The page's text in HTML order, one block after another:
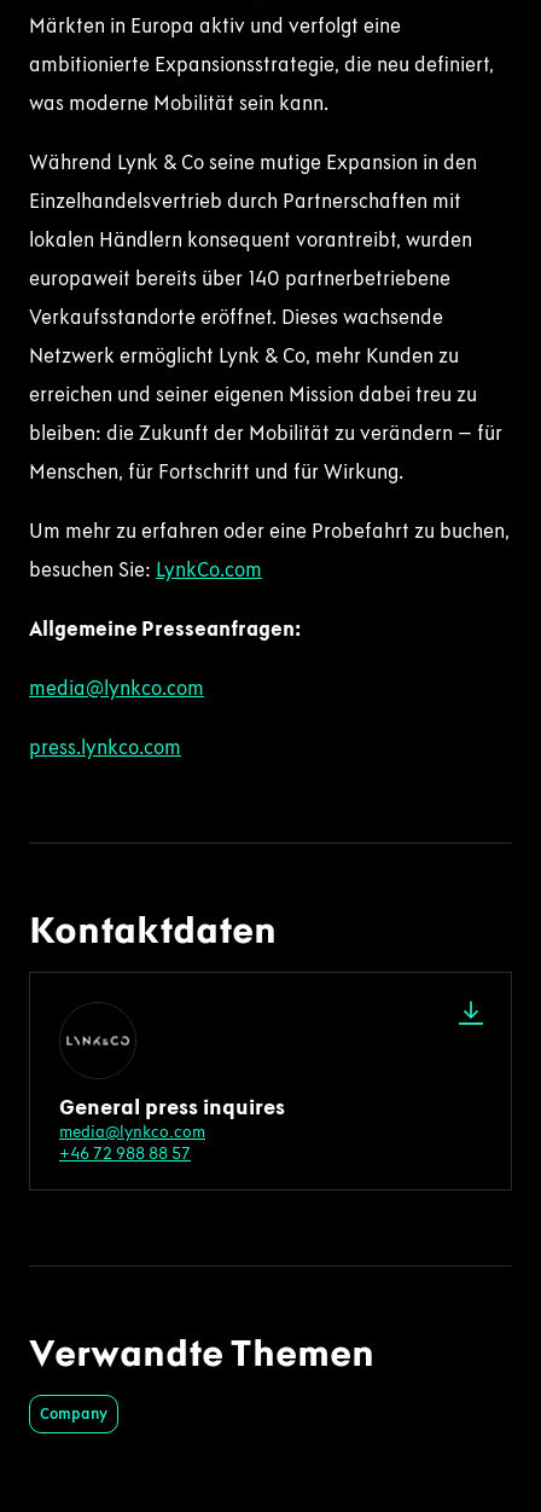
Märkten in Europa aktiv und verfolgt eine
ambitionierte Expansionsstrategie, die neu definiert,
was moderne Mobilität sein kann.
Während Lynk & Co seine mutige Expansion in den
Einzelhandelsvertrieb durch Partnerschaften mit
lokalen Händlern konsequent vorantreibt, wurden
europaweit bereits über 140 partnerbetriebene
Verkaufsstandorte eröffnet. Dieses wachsende
Netzwerk ermöglicht Lynk & Co, mehr Kunden zu
erreichen und seiner eigenen Mission dabei treu zu
bleiben: die Zukunft der Mobilität zu verändern – für
Menschen, für Fortschritt und für Wirkung.
Um mehr zu erfahren oder eine Probefahrt zu buchen,
besuchen Sie: LynkCo.com
Allgemeine Presseanfragen:
media@lynkco.com
press.lynkco.com
Kontaktdaten
General press inquires
media@lynkco.com
+46 72 988 88 57
Verwandte Themen
Company